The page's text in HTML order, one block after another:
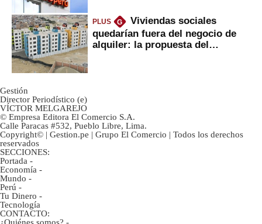
PLUS G
Viviendas sociales
quedarían fuera del negocio de
alquiler: la propuesta del
Gestión
Director Periodístico (e)
VÍCTOR MELGAREJO
© Empresa Editora El Comercio S.A.
Calle Paracas #532, Pueblo Libre, Lima.
Copyright© | Gestion.pe | Grupo El Comercio | Todos los derechos
reservados
SECCIONES:
Portada -
Economía -
Mundo -
Perú -
Tu Dinero -
Tecnología
CONTACTO: